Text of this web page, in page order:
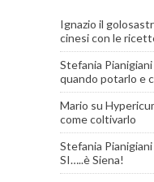
Ignazio il
cinesi con le
Stefania Pianigiani
quando potarlo e
Mario su
come coltivarlo
Stefania Pianigiani
SI…..è Siena!